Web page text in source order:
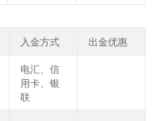
入金方式
出金优惠
电汇、信
用卡、银
联